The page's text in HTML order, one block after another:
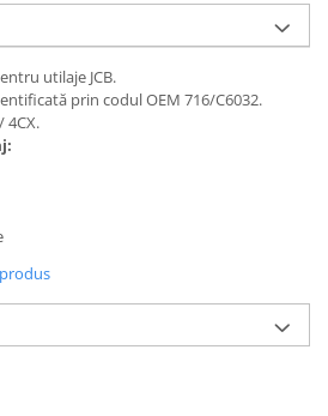
utilaje JCB.
prin codul OEM 716/C6032.
4CX.